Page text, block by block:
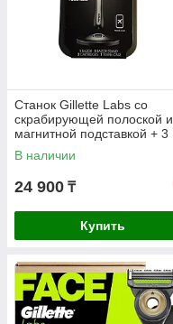
Станок Gillette Labs со
скрабирующей полоской и
магнитной подставкой + 3
картриджа
В наличии
24 900 ₸
Купить